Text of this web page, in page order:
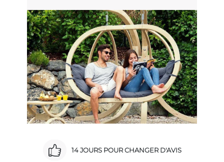
14 JOURS POUR CHANGER D'AVIS